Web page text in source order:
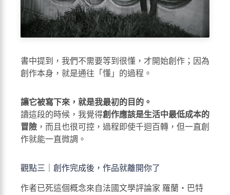
書中提到，我們不需要等到很懂，才開始創作；因為
創作本身，就是通往「懂」的過程。
讓它被寫下來，就是我最初的目的。
讀這段的時候，我覺得創作應該是生活中最低成本的
冒險 ，而且也很可控，過程即使千迴百轉，但一直創
作就能一直微調。
觀點三｜創作完成後，作品就離開你了
作者已死這個概念來自法國文學評論家 羅蘭・巴特